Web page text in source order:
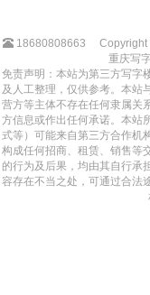
18680808663
Copyright
重庆写
免责声明：本站为第三方写字
及人工整理，仅供参考。本站
营方等主体不存在任何隶属关
方信息或作出任何承诺。本站
式等）可能来自第三方合作机
构成任何招商、租赁、销售等
的行为及后果，均由其自行承
容存在不当之处，可通过合法